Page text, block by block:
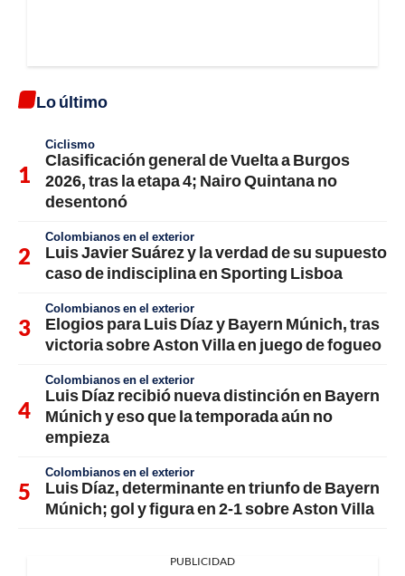
Lo último
Ciclismo
Clasificación general de Vuelta a Burgos
2026, tras la etapa 4; Nairo Quintana no
desentonó
Colombianos en el exterior
Luis Javier Suárez y la verdad de su supuesto
caso de indisciplina en Sporting Lisboa
Colombianos en el exterior
Elogios para Luis Díaz y Bayern Múnich, tras
victoria sobre Aston Villa en juego de fogueo
Colombianos en el exterior
Luis Díaz recibió nueva distinción en Bayern
Múnich y eso que la temporada aún no
empieza
Colombianos en el exterior
Luis Díaz, determinante en triunfo de Bayern
Múnich; gol y figura en 2-1 sobre Aston Villa
PUBLICIDAD